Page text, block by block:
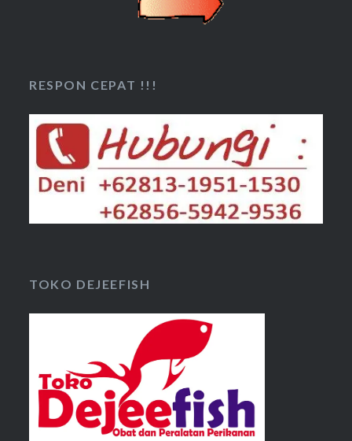
RESPON CEPAT !!!
TOKO DEJEEFISH